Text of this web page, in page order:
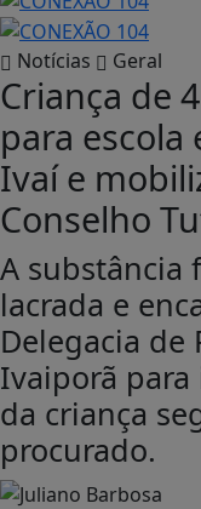
Notícias Geral
Criança de
para escola
Ivaí e
Conselho
A substância
lacrada e
Delegacia de
Ivaiporã para
da criança
procurado.